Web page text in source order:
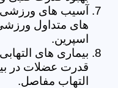
آسیب های
های متداول
اسپرین.
بیماری های
قدرت عضلات در
التهاب مفاصل.